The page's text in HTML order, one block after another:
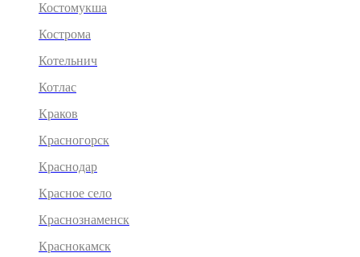
Костомукша
Кострома
Котельнич
Котлас
Краков
Красногорск
Краснодар
Красное село
Краснознаменск
Краснокамск